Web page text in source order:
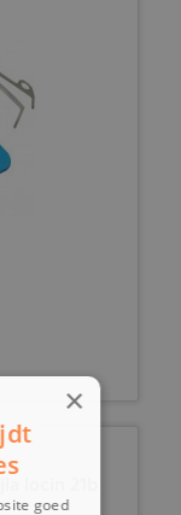
locin 21b
×
goed